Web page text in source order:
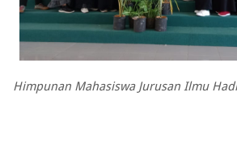
Himpunan Mahasiswa Jurusan Ilmu